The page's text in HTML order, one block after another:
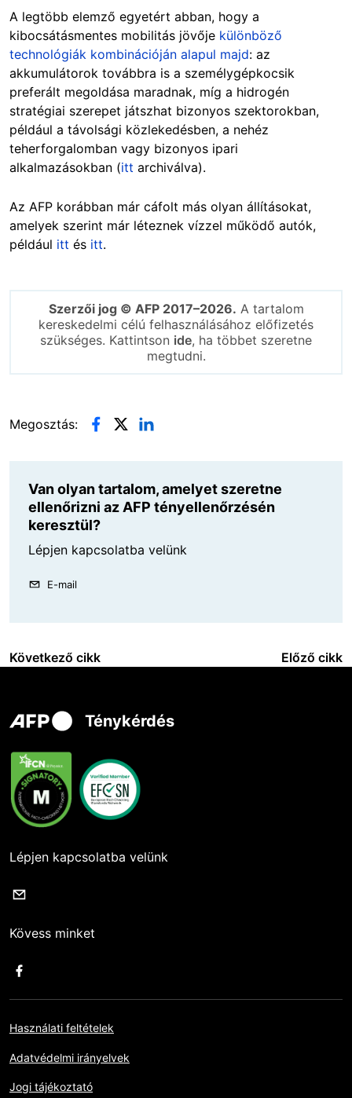
A legtöbb elemző egyetért abban, hogy a
kibocsátásmentes mobilitás jövője különböző
technológiák kombinációján alapul majd: az
akkumulátorok továbbra is a személygépkocsik
preferált megoldása maradnak, míg a hidrogén
stratégiai szerepet játszhat bizonyos szektorokban,
például a távolsági közlekedésben, a nehéz
teherforgalomban vagy bizonyos ipari
alkalmazásokban (itt archiválva).
Az AFP korábban már cáfolt más olyan állításokat,
amelyek szerint már léteznek vízzel működő autók,
például itt és itt.
Szerzői jog © AFP 2017–2026. A tartalom
kereskedelmi célú felhasználásához előfizetés
szükséges. Kattintson ide, ha többet szeretne
megtudni.
Megosztás:
Van olyan tartalom, amelyet szeretne
ellenőrizni az AFP tényellenőrzésén
keresztül?
Lépjen kapcsolatba velünk
E-mail
Következő cikk Előző cikk
Ténykérdés
Lépjen kapcsolatba velünk
Kövess minket
Használati feltételek
Adatvédelmi irányelvek
Jogi tájékoztató